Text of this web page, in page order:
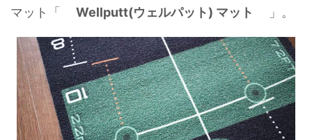
マット「 Wellputt(ウェルパット) マット 」。